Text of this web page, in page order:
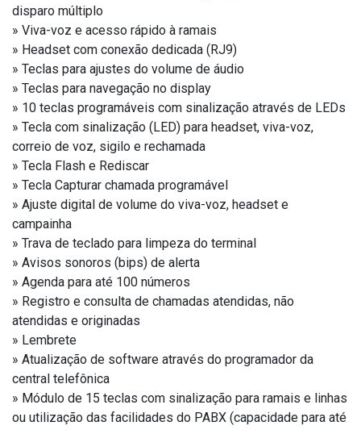
disparo múltiplo
» Viva-voz e acesso rápido à ramais
» Headset com conexão dedicada (RJ9)
» Teclas para ajustes do volume de áudio
» Teclas para navegação no display
» 10 teclas programáveis com sinalização através de LEDs
» Tecla com sinalização (LED) para headset, viva-voz,
correio de voz, sigilo e rechamada
» Tecla Flash e Rediscar
» Tecla Capturar chamada programável
» Ajuste digital de volume do viva-voz, headset e
campainha
» Trava de teclado para limpeza do terminal
» Avisos sonoros (bips) de alerta
» Agenda para até 100 números
» Registro e consulta de chamadas atendidas, não
atendidas e originadas
» Lembrete
» Atualização de software através do programador da
central telefônica
» Módulo de 15 teclas com sinalização para ramais e linhas
ou utilização das facilidades do PABX (capacidade para até